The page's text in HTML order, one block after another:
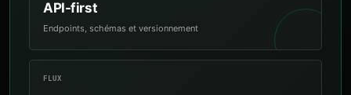
API-first
Endpoints, schémas et versionnement
FLUX